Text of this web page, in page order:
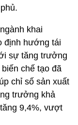
khai
định hướng tái
sự tăng trưởng
chế tạo đã
chỉ số sản xuất
trưởng khả
9,4%, vượt